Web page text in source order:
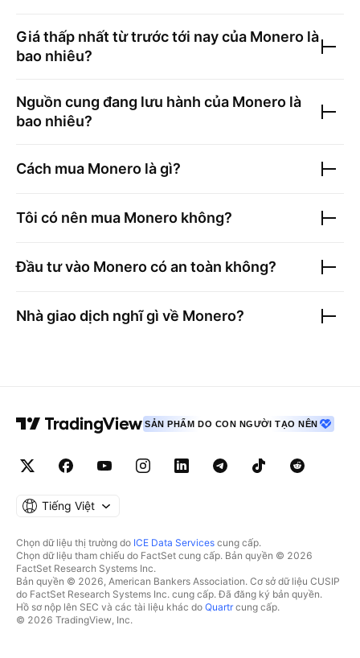
Giá thấp nhất từ trước tới nay của Monero là
bao nhiêu?
Nguồn cung đang lưu hành của Monero là
bao nhiêu?
Cách mua Monero là gì?
Tôi có nên mua Monero không?
Đầu tư vào Monerocó an toàn không?
Nhà giao dịch nghĩ gì về Monero?
SẢN PHẨM DO CON NGƯỜI TẠO NÊN
Tiếng Việt
Chọn dữ liệu thị trường do ICE Data Services cung cấp.
Chọn dữ liệu tham chiếu do FactSet cung cấp. Bản quyền © 2026
FactSet Research Systems Inc.
Bản quyền © 2026, American Bankers Association. Cơ sở dữ liệu CUSIP
do FactSet Research Systems Inc. cung cấp. Đã đăng ký bản quyền.
Hồ sơ nộp lên SEC và các tài liệu khác do Quartrcung cấp.
© 2026 TradingView, Inc.